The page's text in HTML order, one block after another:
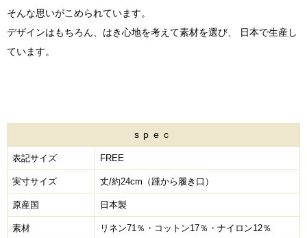
そんな思いがこめられています。
デザインはもちろん、はき心地を考えて素材を選び、 日本で生産し
ています。
spec
表記サイズ FREE
実寸サイズ 丈/約24cm（踵から履き口）
原産国 日本製
素材 リネン71％・コットン17％・ナイロン12％